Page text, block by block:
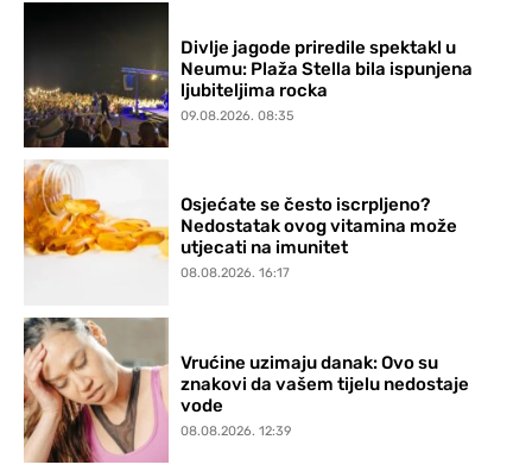
Divlje jagode priredile spektakl u
Neumu: Plaža Stella bila ispunjena
ljubiteljima rocka
09.08.2026. 08:35
Osjećate se često iscrpljeno?
Nedostatak ovog vitamina može
utjecati na imunitet
08.08.2026. 16:17
Vrućine uzimaju danak: Ovo su
znakovi da vašem tijelu nedostaje
vode
08.08.2026. 12:39